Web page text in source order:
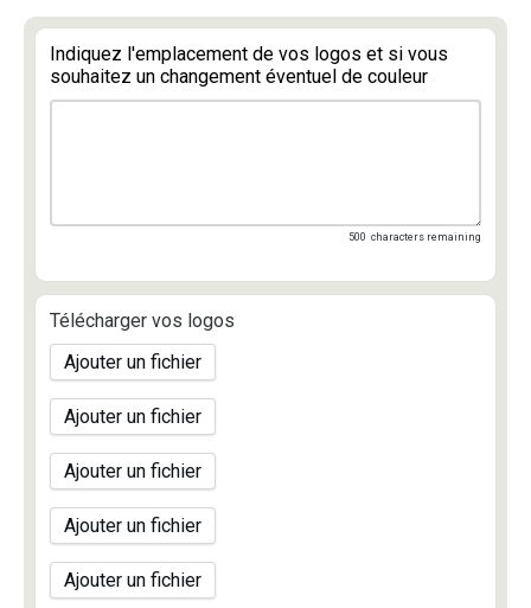
Indiquez l'emplacement de vos logos et si vous
souhaitez un changement éventuel de couleur
500 characters remaining
Télécharger vos logos
Ajouter un fichier
Ajouter un fichier
Ajouter un fichier
Ajouter un fichier
Ajouter un fichier